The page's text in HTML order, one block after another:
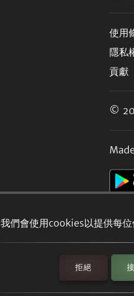
我們會使用cookies以提供每位
拒絕
使用
隱私
貢獻
©